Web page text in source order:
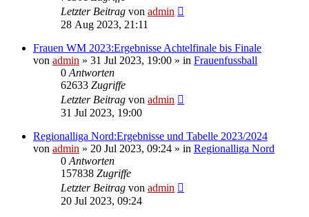
Letzter Beitrag von admin
28 Aug 2023, 21:11
Frauen WM 2023:Ergebnisse Achtelfinale bis Finale
von admin » 31 Jul 2023, 19:00 » in Frauenfussball
0 Antworten
62633 Zugriffe
Letzter Beitrag von admin
31 Jul 2023, 19:00
Regionalliga Nord:Ergebnisse und Tabelle 2023/2024
von admin » 20 Jul 2023, 09:24 » in Regionalliga Nord
0 Antworten
157838 Zugriffe
Letzter Beitrag von admin
20 Jul 2023, 09:24